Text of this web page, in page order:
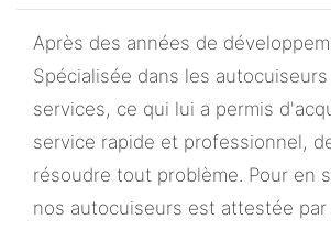
Après des années de
Spécialisée dans les
services, ce qui lui a permis
service rapide et professionnel,
résoudre tout problème. Pour en
nos autocuiseurs est attestée par